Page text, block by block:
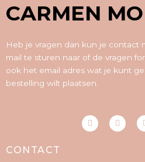
CARMEN
Heb je vragen dan kun je contact
mail te sturen naar of de vragen
ook het email adres wat je kunt
bestelling wilt plaatsen.
F
a
I
n
i
CONTACT